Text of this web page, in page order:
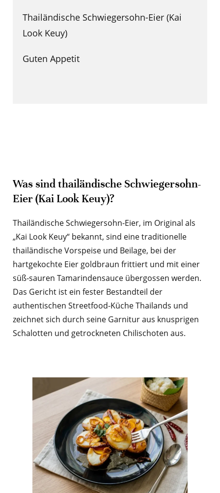
Thailändische Schwiegersohn-Eier (Kai
Look Keuy)
Guten Appetit
Was sind thailändische Schwiegersohn-
Eier (Kai Look Keuy)?
Thailändische Schwiegersohn-Eier, im Original als
„Kai Look Keuy“ bekannt, sind eine traditionelle
thailändische Vorspeise und Beilage, bei der
hartgekochte Eier goldbraun frittiert und mit einer
süß-sauren Tamarindensauce übergossen werden.
Das Gericht ist ein fester Bestandteil der
authentischen Streetfood-Küche Thailands und
zeichnet sich durch seine Garnitur aus knusprigen
Schalotten und getrockneten Chilischoten aus.